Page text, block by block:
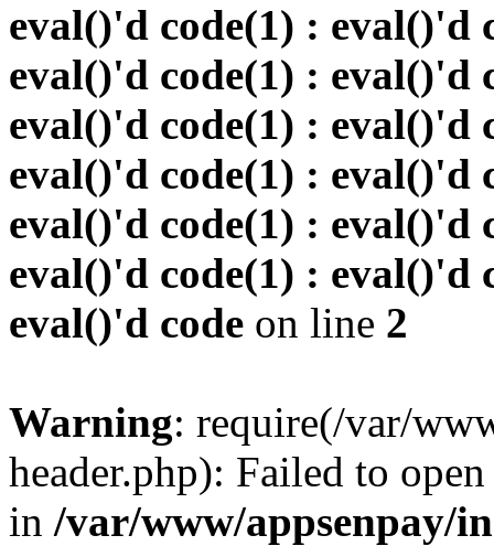
eval()'d code(1) : eval()'d
eval()'d code(1) : eval()'d
eval()'d code(1) : eval()'d
eval()'d code(1) : eval()'d
eval()'d code(1) : eval()'d
eval()'d code(1) : eval()'d
eval()'d code on line 2
Warning: require(/var/
header.php): Failed to
in /var/www/appsenpay/